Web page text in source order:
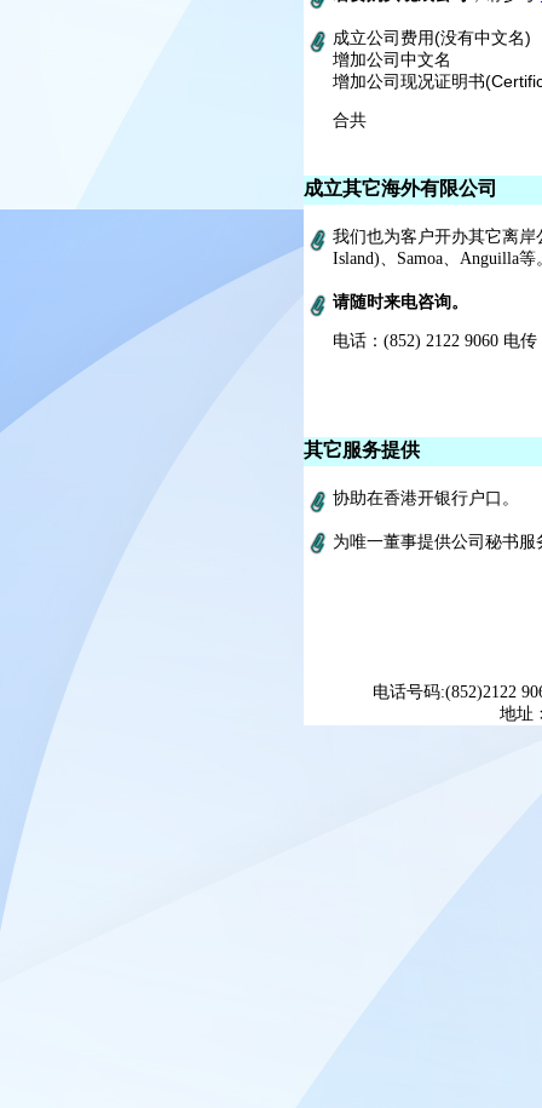
成立公司费用(没有中文名)
增加公司中文名
增加公司现况证明书
合共
成立其它海外有限公司
我们也为客户开办其它离岸
Island)、Samoa、Anguilla等
请随时来电咨询。
电话：(852) 2122 9060 电
其它服务提供
协助在香港开银行户口。
为唯一董事提供公司秘书服
电话号码:(852)2122
地址